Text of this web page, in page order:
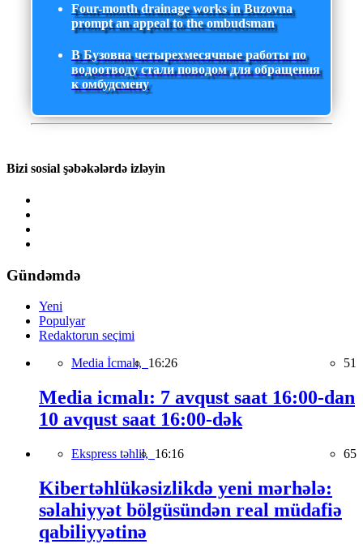
Four-month drainage works in Buzovna
prompt an appeal to the ombudsman
В Бузовна четырехмесячные работы по
водоотводу стали поводом для обращения
к омбудсмену
Bizi sosial şəbəkələrdə izləyin
Gündəmdə
Yeni
Populyar
Redaktorun seçimi
Media İcmalı, 16:26 51
Media icmalı: 7 avqust saat 16:00-dan
10 avqust saat 16:00-dək
Ekspress təhlil, 16:16 65
Kibertəhlükəsizlikdə yeni mərhələ:
səlahiyyət bölgüsündən real müdafiə
qabiliyyətinə